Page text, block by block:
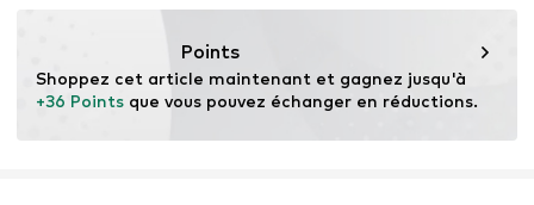
Points
+36 Points que vous pouvez échanger en réductions.